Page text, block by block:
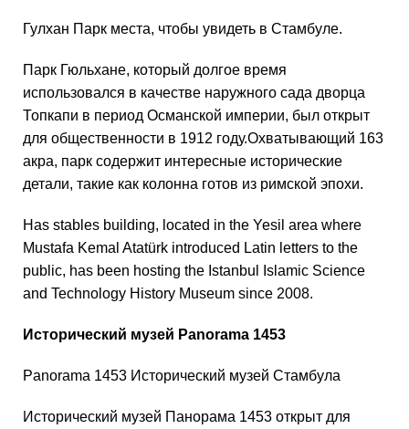
Гулхан Парк места, чтобы увидеть в Стамбуле.
Парк Гюльхане, который долгое время
использовался в качестве наружного сада дворца
Топкапи в период Османской империи, был открыт
для общественности в 1912 году.Охватывающий 163
акра, парк содержит интересные исторические
детали, такие как колонна готов из римской эпохи.
Has stables building, located in the Yesil area where
Mustafa Kemal Atatürk introduced Latin letters to the
public, has been hosting the Istanbul Islamic Science
and Technology History Museum since 2008.
Исторический музей Panorama 1453
Panorama 1453 Исторический музей Стамбула
Исторический музей Панорама 1453 открыт для